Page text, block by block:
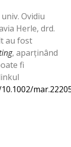
Ovidiu
Herle, drd.
au fost
, aparținând
fi